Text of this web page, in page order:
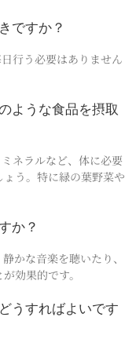
ですか？
行う必要はありません
ような食品を摂取
ネラルなど、体に必要
う。特に緑の葉野菜や
か？
かな音楽を聴いたり、
効果的です。
うすればよいです